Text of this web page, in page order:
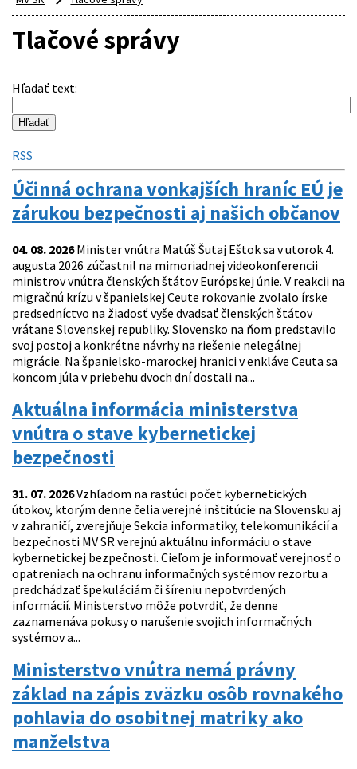
Tlačové správy
Hľadať text:
RSS
Účinná ochrana vonkajších hraníc EÚ je
zárukou bezpečnosti aj našich občanov
04. 08. 2026Minister vnútra Matúš Šutaj Eštok sa v utorok 4.
augusta 2026 zúčastnil na mimoriadnej videokonferencii
ministrov vnútra členských štátov Európskej únie. V reakcii na
migračnú krízu v španielskej Ceute rokovanie zvolalo írske
predsedníctvo na žiadosť vyše dvadsať členských štátov
vrátane Slovenskej republiky. Slovensko na ňom predstavilo
svoj postoj a konkrétne návrhy na riešenie nelegálnej
migrácie. Na španielsko-marockej hranici v enkláve Ceuta sa
koncom júla v priebehu dvoch dní dostali na...
Aktuálna informácia ministerstva
vnútra o stave kybernetickej
bezpečnosti
31. 07. 2026Vzhľadom na rastúci počet kybernetických
útokov, ktorým denne čelia verejné inštitúcie na Slovensku aj
v zahraničí, zverejňuje Sekcia informatiky, telekomunikácií a
bezpečnosti MV SR verejnú aktuálnu informáciu o stave
kybernetickej bezpečnosti. Cieľom je informovať verejnosť o
opatreniach na ochranu informačných systémov rezortu a
predchádzať špekuláciám či šíreniu nepotvrdených
informácií. Ministerstvo môže potvrdiť, že denne
zaznamenáva pokusy o narušenie svojich informačných
systémov a...
Ministerstvo vnútra nemá právny
základ na zápis zväzku osôb rovnakého
pohlavia do osobitnej matriky ako
manželstva